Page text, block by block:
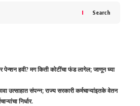
Search
पेन्शन हवी? मग किती कोटींचा फंड लागेल; जाणून घ्या
उत्साहात संपन्न; राज्य सरकारी कर्मचाऱ्यांइतके वेतन
निर्धार.